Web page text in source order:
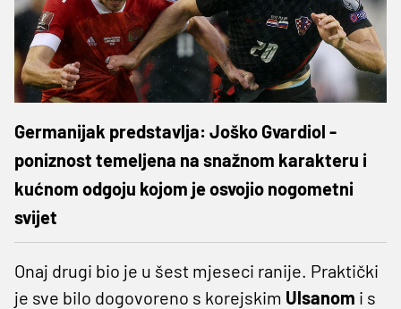
Germanijak predstavlja: Joško Gvardiol -
poniznost temeljena na snažnom karakteru i
kućnom odgoju kojom je osvojio nogometni
svijet
Onaj drugi bio je u šest mjeseci ranije. Praktički
je sve bilo dogovoreno s korejskim Ulsanom i s